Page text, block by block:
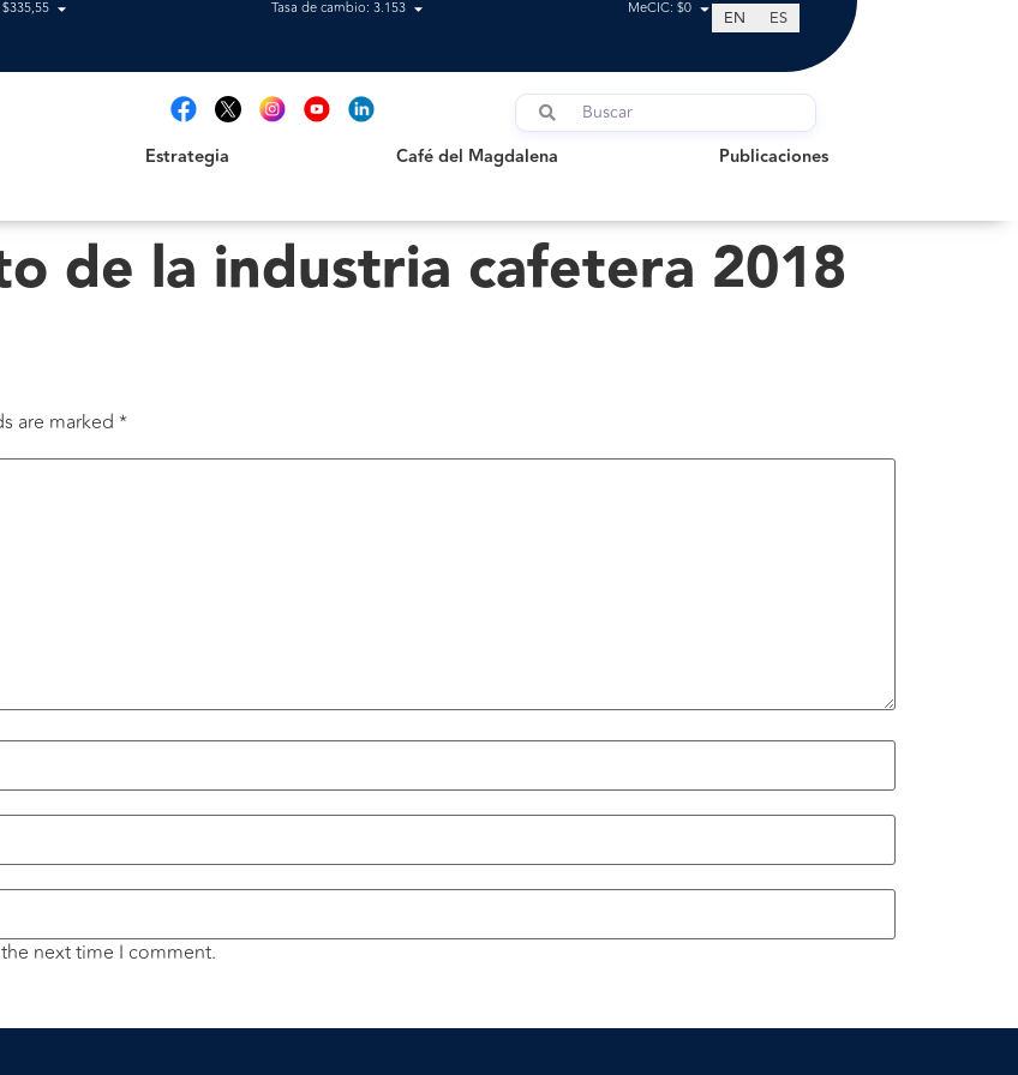
Tasa de cambio: 3.153 MeCIC: $0 EN ES
Estrategia Café del Magdalena Publicaciones
Publicaciones
de la industria cafetera 2018
are marked *
next time I comment.